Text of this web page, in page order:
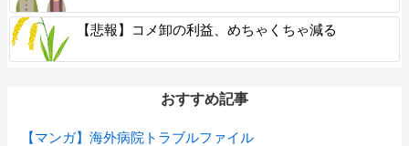
【悲報】コメ卸の利益、めちゃくちゃ減る
おすすめ記事
【マンガ】海外病院トラブルファイル